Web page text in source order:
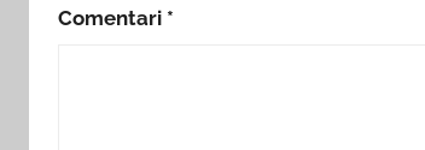
Comentari *